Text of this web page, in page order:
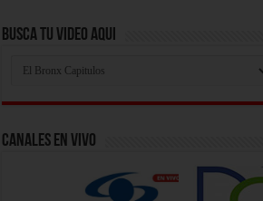
Busca Tu Video Aqui
Aqui
Canales En Vivo